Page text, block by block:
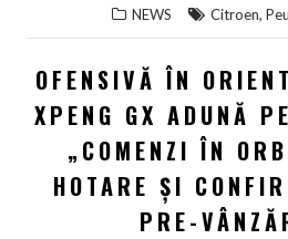
NEWS Citroen,
OFENSIVĂ ÎN
XPENG GX ADUNĂ
„COMENZI ÎN
HOTARE ȘI
PRE-